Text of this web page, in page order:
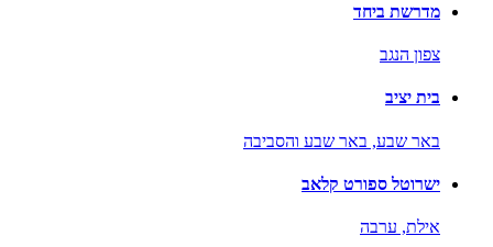
מדרשת ביחד
צפון הנגב
בית יציב
באר שבע, באר שבע והסביבה
ישרוטל ספורט קלאב
אילת, ערבה